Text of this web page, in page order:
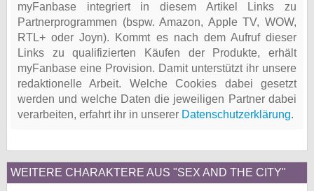
myFanbase integriert in diesem Artikel Links zu
Partnerprogrammen (bspw. Amazon, Apple TV, WOW,
RTL+ oder Joyn). Kommt es nach dem Aufruf dieser
Links zu qualifizierten Käufen der Produkte, erhält
myFanbase eine Provision. Damit unterstützt ihr unsere
redaktionelle Arbeit. Welche Cookies dabei gesetzt
werden und welche Daten die jeweiligen Partner dabei
verarbeiten, erfahrt ihr in unserer Datenschutzerklärung.
WEITERE CHARAKTERE AUS "SEX AND THE CITY"
Datenschutz
Cookie-Einstellungen
Impressum
Desktop-Ansicht
myFanbase